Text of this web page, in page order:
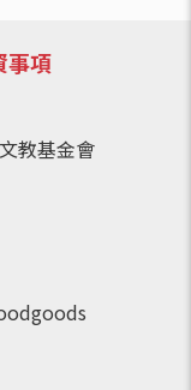
事項
教基金會